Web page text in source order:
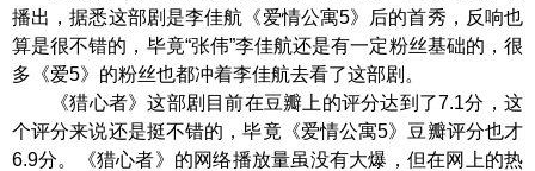
播出，据悉这部剧是李佳航《爱情公寓5》后的首秀，反响也
算是很不错的，毕竟“张伟”李佳航还是有一定粉丝基础的，很
多《爱5》的粉丝也都冲着李佳航去看了这部剧。
《猎心者》这部剧目前在豆瓣上的评分达到了7.1分，这
个评分来说还是挺不错的，毕竟《爱情公寓5》豆瓣评分也才
6.9分。《猎心者》的网络播放量虽没有大爆，但在网上的热